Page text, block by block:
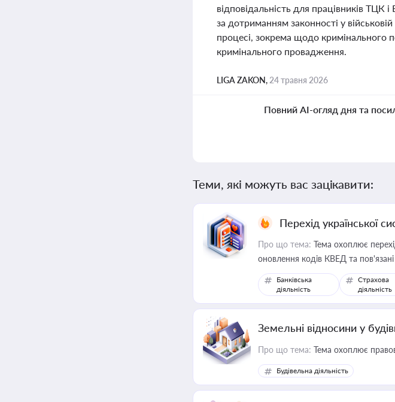
відповідальність для працівників
за дотриманням законності у
процесі, зокрема щодо кримінального
кримінального провадження.
LIGA ZAKON, 24 травня 2026
Повний AI-огляд дня та
Теми, які можуть вас зацікавити:
Перехід української
Про що тема: Тема охоплює
оновлення кодів КВЕД та
Банківська
діяльність
Страхова
діяльність
Земельні відносини у
Про що тема: Тема охоплює
Будівельна діяльність